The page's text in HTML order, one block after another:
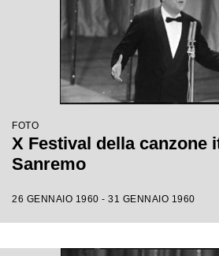
FOTO
X Festival della canzone
Sanremo
26 GENNAIO 1960 - 31 GENNAIO 1960